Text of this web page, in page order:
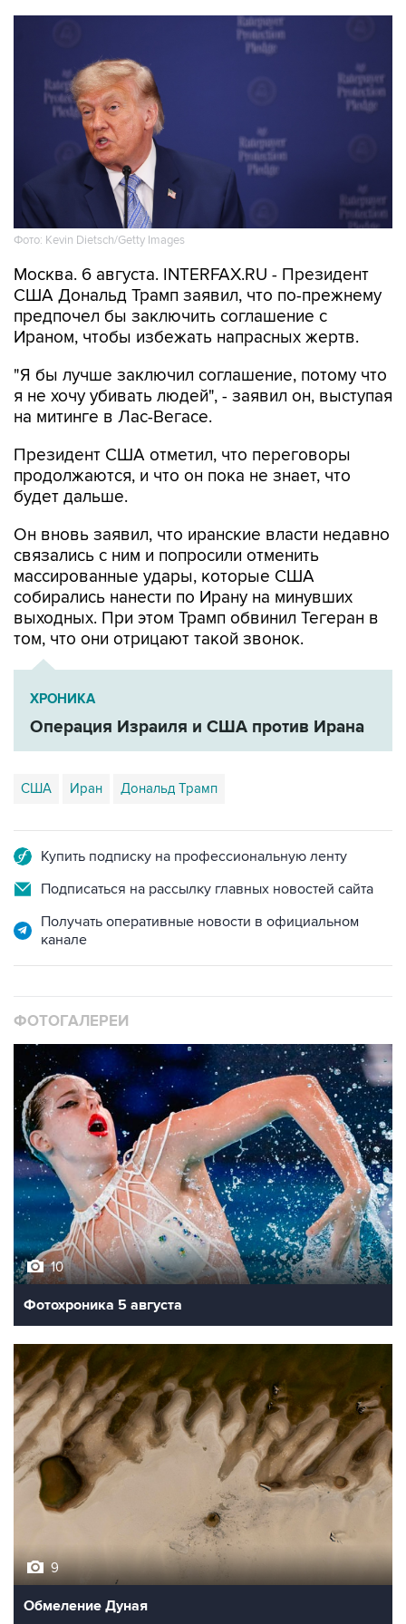
Фото: Kevin Dietsch/Getty Images
Москва. 6 августа. INTERFAX.RU - Президент
США Дональд Трамп заявил, что по-прежнему
предпочел бы заключить соглашение с
Ираном, чтобы избежать напрасных жертв.
"Я бы лучше заключил соглашение, потому что
я не хочу убивать людей", - заявил он, выступая
на митинге в Лас-Вегасе.
Президент США отметил, что переговоры
продолжаются, и что он пока не знает, что
будет дальше.
Он вновь заявил, что иранские власти недавно
связались с ним и попросили отменить
массированные удары, которые США
собирались нанести по Ирану на минувших
выходных. При этом Трамп обвинил Тегеран в
том, что они отрицают такой звонок.
ХРОНИКА
Операция Израиля и США против Ирана
США Иран Дональд Трамп
Купить подписку на профессиональную ленту
Подписаться на рассылку главных новостей сайта
Получать оперативные новости в официальном
канале
ФОТОГАЛЕРЕИ
10
Фотохроника 5 августа
9
Обмеление Дуная